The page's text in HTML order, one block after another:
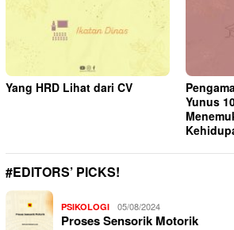
Yang HRD Lihat dari CV
Yunus
#EDITORS’ PICKS!
PSIKOLOGI 05/08/2024
Proses Sensorik Motorik